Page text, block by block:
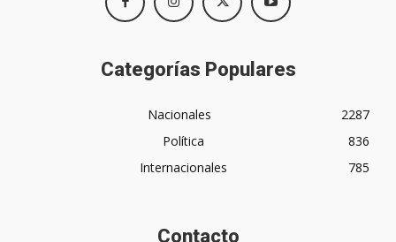
Categorías Populares
Nacionales
2287
Política
836
Internacionales
785
Contacto